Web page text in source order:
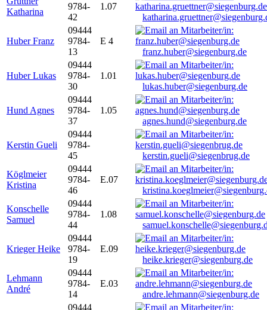
Katharina
9784-
42
1.07
Huber Franz
09444
9784-
13
E 4
franz.huber@siegenburg.de
Huber Lukas
09444
9784-
30
1.01
lukas.huber@siegenburg.de
Hund Agnes
09444
9784-
37
1.05
agnes.hund@siegenburg.de
Kerstin Gueli
09444
9784-
45
kerstin.gueli@siegenbrug.de
Köglmeier
Kristina
09444
9784-
46
E.07
Konschelle
Samuel
09444
9784-
44
1.08
Krieger Heike
09444
9784-
19
E.09
heike.krieger@siegenburg.de
Lehmann
André
09444
9784-
14
E.03
andre.lehmann@siegenburg.de
09444